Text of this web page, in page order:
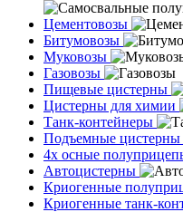
Цементовозы
Битумовозы
Муковозы
Газовозы
Пищевые цистерны
Цистерны для химии
Танк-контейнеры
Подъемные цистерны
4х осные
Автоцистерны
Криогенные
Криогенные танк-